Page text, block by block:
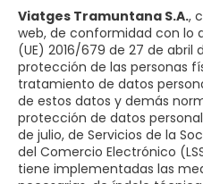
Viatges Tramuntana S.A.​​,
web, de conformidad con lo
(UE) 2016/679 de 27 de abril
protección de las personas
tratamiento de datos
de estos datos y demás
protección de datos
de julio, de Servicios de la
del Comercio Electrónico
tiene implementadas las